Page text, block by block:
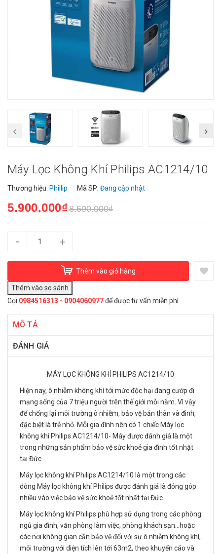
Máy Lọc Không Khí Philips AC1214/10
Thương hiệu: Phillip Mã SP: Đang cập nhật
5.900.000₫8.590.000₫
- +
Thêm vào giỏ hàng
Gọi 0984516313 - 0904060977để được tư vấn miễn phí
MÔ TẢ
ĐÁNH GIÁ
MÁY LỌC KHÔNG KHÍ PHILIPS AC1214/10
Hiện nay, ô nhiễm không khí tới mức độc hại đang cướp đi
mạng sống của 7 triệu người trên thế giới mỗi năm. Vì vậy
để chống lại môi trường ô nhiễm, bảo vệ bản thân và đình,
đặc biệt là trẻ nhỏ. Mỗi gia đình nên có 1 chiếc Máy lọc
không khí Philips AC1214/10- Máy được đánh giá là một
trong những sản phẩm bảo vệ sức khoẻ gia đình tốt nhật
tại Đức.
Máy lọc không khí Philips AC1214/10 là một trong các
dòng Máy lọc không khí Philips được đánh giá là đóng góp
nhiều vào việc bảo vệ sức khoẻ tốt nhất tại Đức
Máy lọc không khí Philips phù hợp sử dụng trong các phòng
ngủ gia đình, văn phòng làm việc, phòng khách sạn...hoặc
các nơi không gian cần bảo vệ đối với sự ô nhiễm không khí,
môi trường với diện tích lên tới 63m2, theo khuyến cáo và